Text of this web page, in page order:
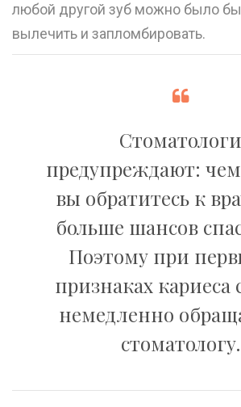
любой другой зуб можно было
вылечить и запломбировать.
Стоматологи
предупреждают:
вы обратитесь к
больше шансов
Поэтому при
признаках кариеса
немедленно
стоматологу.